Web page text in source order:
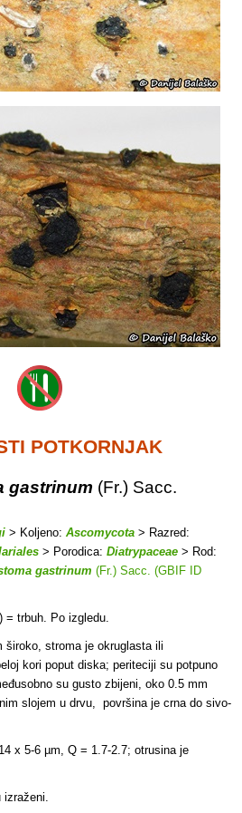
POTKORNJAK
gastrinum (Fr.) Sacc.
> Koljeno: Ascomycota > Razred:
> Porodica: Diatrypaceae > Rod:
gastrinum (Fr.) Sacc. (GBIF ID
= trbuh. Po izgledu.
široko, stroma je okruglasta ili
kori poput diska; periteciji su potpuno
su gusto zbijeni, oko 0.5 mm
slojem u drvu, površina je crna do sivo-
x 5-6 µm, Q = 1.7-2.7; otrusina je
izraženi.